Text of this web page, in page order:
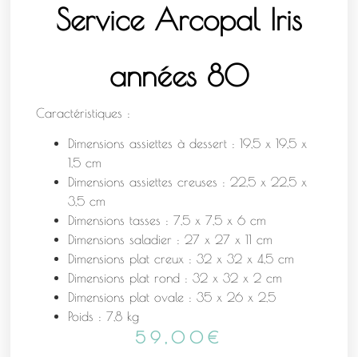
Service Arcopal Iris
années 80
Caractéristiques :
Dimensions assiettes à dessert : 19,5 x 19,5 x
1,5 cm
Dimensions assiettes creuses : 22,5 x 22,5 x
3,5 cm
Dimensions tasses : 7,5 x 7,5 x 6 cm
Dimensions saladier : 27 x 27 x 11 cm
Dimensions plat creux : 32 x 32 x 4,5 cm
Dimensions plat rond : 32 x 32 x 2 cm
Dimensions plat ovale : 35 x 26 x 2,5
Poids : 7,8 kg
59,00 €